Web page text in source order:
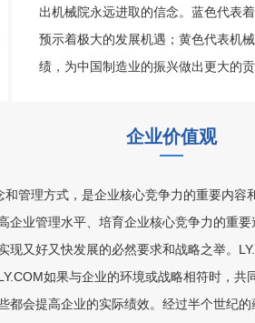
出机械院永远进取的信念。蓝色代表
预示着极大的发展机遇；黄色代表机
绩，为中国制造业的振兴做出更大的贡
企业价值观
管理方式，是企业核心竞争力的重要内
业管理水平、培育企业核心竞争力的重要
又好又快发展的必然要求和战略之举。
如果与企业的环境或战略相符时，
都会提高企业的实际绩效。经过半个世纪